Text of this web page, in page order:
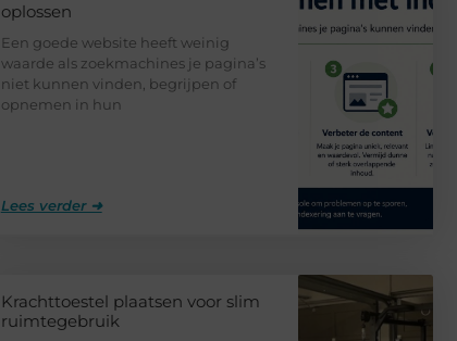
oplossen
Een goede website heeft weinig
waarde als zoekmachines je pagina’s
niet kunnen vinden, begrijpen of
opnemen in hun
Lees verder ➜
Krachttoestel plaatsen voor slim
ruimtegebruik